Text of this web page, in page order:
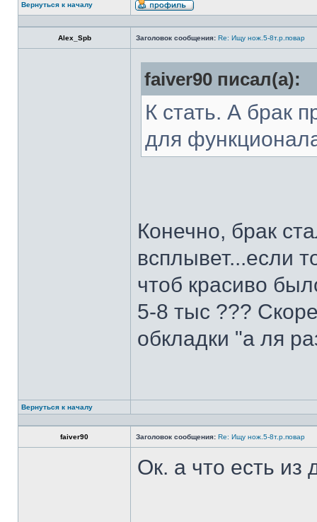
Вернуться к началу
Alex_Spb Заголовок сообщения: Re: Ищу нож.5-8т.р.повар
faiver90 писал(а):
К стать. А брак
для
Конечно, брак
всплывет...если
чтоб красиво
5-8 тыс ???
обкладки "а ля
Вернуться к началу
faiver90 Заголовок сообщения: Re: Ищу нож.5-8т.р.повар
Ок. а что есть из